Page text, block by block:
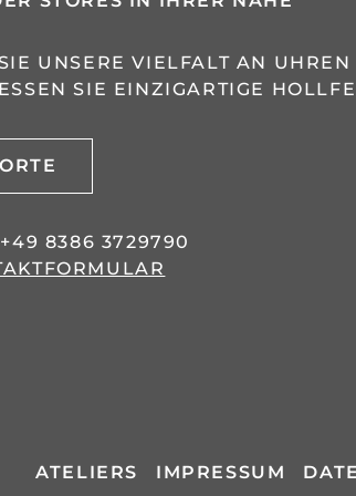
UNSERE VIELFALT AN
SIE EINZIGARTIGE
+49 8386 3729790
ATELIERS IMPRESSUM